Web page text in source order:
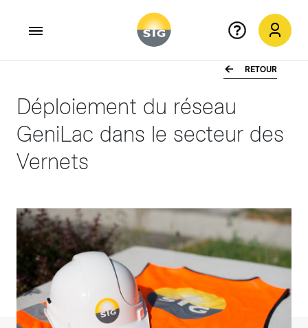
RETOUR
Déploiement du réseau
GeniLac dans le secteur des
Vernets